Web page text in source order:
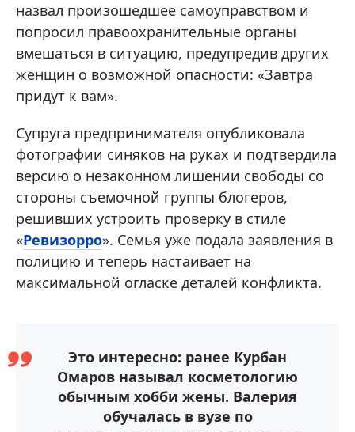
назвал произошедшее самоуправством и
попросил правоохранительные органы
вмешаться в ситуацию, предупредив других
женщин о возможной опасности: «Завтра
придут к вам».
Супруга предпринимателя опубликовала
фотографии синяков на руках и подтвердила
версию о незаконном лишении свободы со
стороны съемочной группы блогеров,
решивших устроить проверку в стиле
«Ревизорро». Семья уже подала заявления в
полицию и теперь настаивает на
максимальной огласке деталей конфликта.
Это интересно: ранее Курбан
Омаров называл косметологию
обычным хобби жены. Валерия
обучалась в вузе по